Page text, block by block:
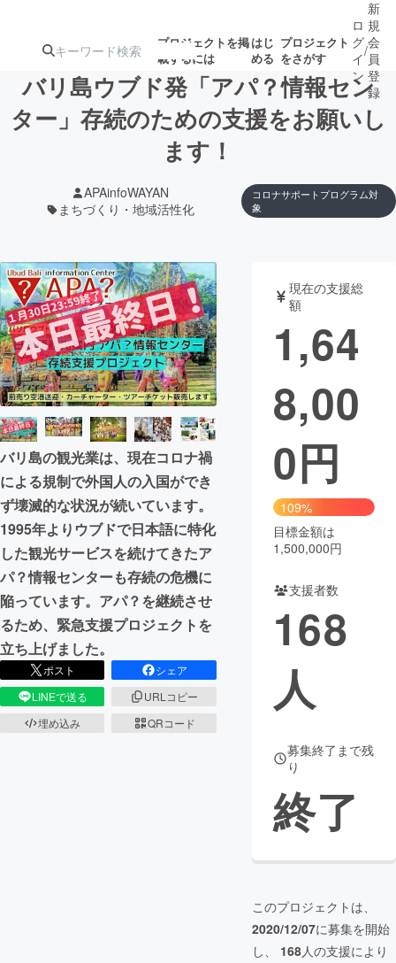
プロジェクトを掲
載するには
はじ
める
プロジェクト
をさがす
注目の新着プロ 募集終了が近いプ
テクノロジー・ガジェット ゲーム・サ
映像・映画 書籍・雑誌
ビジネス・起業
まちづくり・地域活性化
CAMPFIRE for Social Good
CAMPFIRE Creation
CAMPFIREふるさと納税
コミュニティ
ロ
グ
イ
ン
/
新
規
会
員
登
録
バリ島ウブド発「アパ？情報セン
ター」存続のための支援をお願いし
ます！
APAinfoWAYAN
まちづくり・地域活性化
コロナサポートプログラム対
象
バリ島の観光業は、現在コロナ禍
による規制で外国人の入国ができ
ず壊滅的な状況が続いています。
1995年よりウブドで日本語に特化
した観光サービスを続けてきたア
パ？情報センターも存続の危機に
陥っています。アパ？を継続させ
るため、緊急支援プロジェクトを
立ち上げました。
ポスト
シェア
LINEで送る
URLコピー
埋め込み
QRコード
現在の支援総
額
1,64
8,00
0円
109%
目標金額は
1,500,000円
支援者数
168
人
募集終了まで残
り
終了
このプロジェクトは、
2020/12/07に募集を開始
し、 168人の支援により